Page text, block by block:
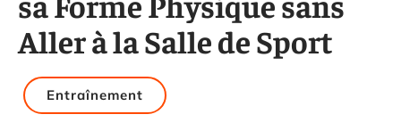
Aller à la Salle de Sport
Entraînement